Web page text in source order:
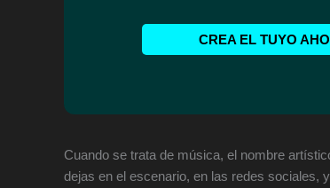
CREA EL TUYO
Cuando se trata de música, el nombre
dejas en el escenario, en las redes sociales,